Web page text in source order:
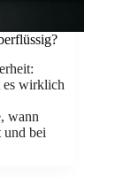
es wirklich
wann
und bei